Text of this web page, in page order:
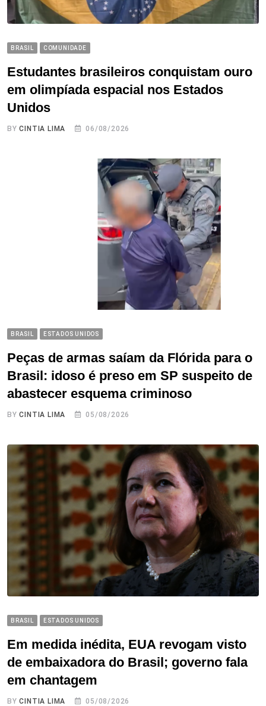
BRASIL COMUNIDADE
Estudantes brasileiros conquistam ouro
em olimpíada espacial nos Estados
Unidos
BYCINTIA LIMA 06/08/2026
BRASIL ESTADOS UNIDOS
Peças de armas saíam da Flórida para o
Brasil: idoso é preso em SP suspeito de
abastecer esquema criminoso
BYCINTIA LIMA 05/08/2026
BRASIL ESTADOS UNIDOS
Em medida inédita, EUA revogam visto
de embaixadora do Brasil; governo fala
em chantagem
BYCINTIA LIMA 05/08/2026